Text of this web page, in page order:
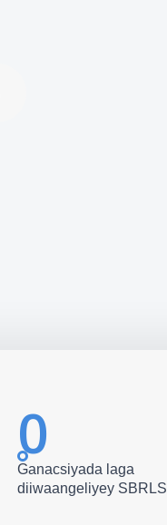
0
Ganacsiyada laga
diiwaangeliyey SBRLS